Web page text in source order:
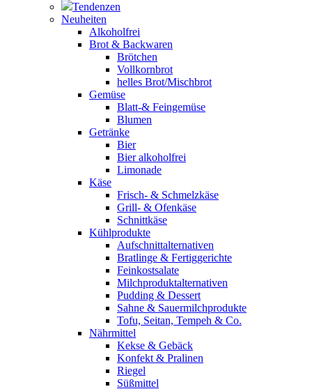
Tendenzen
Neuheiten
Alkoholfrei
Brot & Backwaren
Brötchen
Vollkornbrot
helles Brot/Mischbrot
Gemüse
Blatt-& Feingemüse
Blumen
Getränke
Bier
Bier alkoholfrei
Limonade
Käse
Frisch- & Schmelzkäse
Grill- & Ofenkäse
Schnittkäse
Kühlprodukte
Aufschnittalternativen
Bratlinge & Fertiggerichte
Feinkostsalate
Milchproduktalternativen
Pudding & Dessert
Sahne & Sauermilchprodukte
Tofu, Seitan, Tempeh & Co.
Nährmittel
Kekse & Gebäck
Konfekt & Pralinen
Riegel
Süßmittel